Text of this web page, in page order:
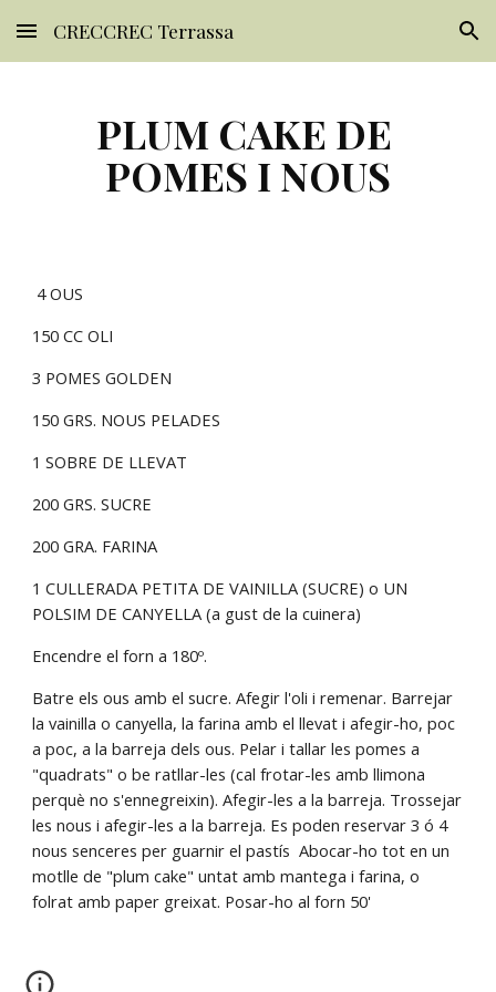
Skip to main content Skip to navigation
CRECCREC Terrassa
PLUM CAKE DE
POMES I NOUS
4 OUS
150 CC OLI
3 POMES GOLDEN
150 GRS. NOUS PELADES
1 SOBRE DE LLEVAT
200 GRS. SUCRE
200 GRA. FARINA
1 CULLERADA PETITA DE VAINILLA (SUCRE) o UN
POLSIM DE CANYELLA (a gust de la cuinera)
Encendre el forn a 180º.
Batre els ous amb el sucre. Afegir l'oli i remenar. Barrejar
la vainilla o canyella, la farina amb el llevat i afegir-ho, poc
a poc, a la barreja dels ous. Pelar i tallar les pomes a
"quadrats" o be ratllar-les (cal frotar-les amb llimona
perquè no s'ennegreixin). Afegir-les a la barreja. Trossejar
les nous i afegir-les a la barreja. Es poden reservar 3 ó 4
nous senceres per guarnir el pastís  Abocar-ho tot en un
motlle de "plum cake" untat amb mantega i farina, o
folrat amb paper greixat. Posar-ho al forn 50'